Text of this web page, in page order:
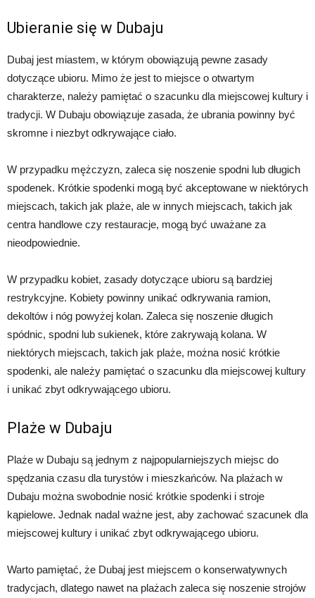
Ubieranie się w Dubaju
Dubaj jest miastem, w którym obowiązują pewne zasady
dotyczące ubioru. Mimo że jest to miejsce o otwartym
charakterze, należy pamiętać o szacunku dla miejscowej kultury i
tradycji. W Dubaju obowiązuje zasada, że ubrania powinny być
skromne i niezbyt odkrywające ciało.
W przypadku mężczyzn, zaleca się noszenie spodni lub długich
spodenek. Krótkie spodenki mogą być akceptowane w niektórych
miejscach, takich jak plaże, ale w innych miejscach, takich jak
centra handlowe czy restauracje, mogą być uważane za
nieodpowiednie.
W przypadku kobiet, zasady dotyczące ubioru są bardziej
restrykcyjne. Kobiety powinny unikać odkrywania ramion,
dekoltów i nóg powyżej kolan. Zaleca się noszenie długich
spódnic, spodni lub sukienek, które zakrywają kolana. W
niektórych miejscach, takich jak plaże, można nosić krótkie
spodenki, ale należy pamiętać o szacunku dla miejscowej kultury
i unikać zbyt odkrywającego ubioru.
Plaże w Dubaju
Plaże w Dubaju są jednym z najpopularniejszych miejsc do
spędzania czasu dla turystów i mieszkańców. Na plażach w
Dubaju można swobodnie nosić krótkie spodenki i stroje
kąpielowe. Jednak nadal ważne jest, aby zachować szacunek dla
miejscowej kultury i unikać zbyt odkrywającego ubioru.
Warto pamiętać, że Dubaj jest miejscem o konserwatywnych
tradycjach, dlatego nawet na plażach zaleca się noszenie strojów